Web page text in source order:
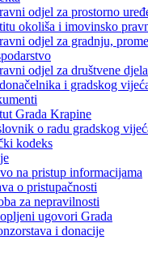
odjel za prostorno
okoliša i imovinsko
odjel za gradnju,
odjel za društvene
i gradskog
Grada Krapine
o radu gradskog
kodeks
na pristup informacijama
o pristupačnosti
za nepravilnosti
ugovori Grada
i donacije